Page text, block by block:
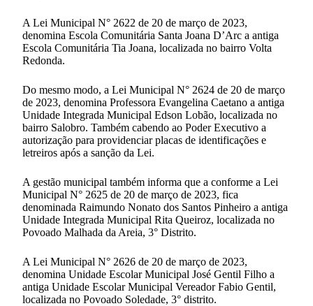
A Lei Municipal N° 2622 de 20 de março de 2023,
denomina Escola Comunitária Santa Joana D’Arc a antiga
Escola Comunitária Tia Joana, localizada no bairro Volta
Redonda.
Do mesmo modo, a Lei Municipal N° 2624 de 20 de março
de 2023, denomina Professora Evangelina Caetano a antiga
Unidade Integrada Municipal Edson Lobão, localizada no
bairro Salobro. Também cabendo ao Poder Executivo a
autorização para providenciar placas de identificações e
letreiros após a sanção da Lei.
A gestão municipal também informa que a conforme a Lei
Municipal N° 2625 de 20 de março de 2023, fica
denominada Raimundo Nonato dos Santos Pinheiro a antiga
Unidade Integrada Municipal Rita Queiroz, localizada no
Povoado Malhada da Areia, 3° Distrito.
A Lei Municipal N° 2626 de 20 de março de 2023,
denomina Unidade Escolar Municipal José Gentil Filho a
antiga Unidade Escolar Municipal Vereador Fabio Gentil,
localizada no Povoado Soledade, 3° distrito.